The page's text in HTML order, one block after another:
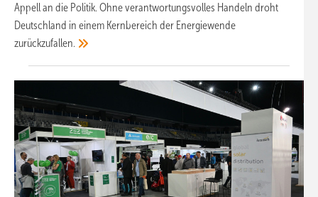
Appell an die Politik. Ohne verantwortungsvolles Handeln droht
Deutschland in einem Kernbereich der Energiewende
zurückzufallen.